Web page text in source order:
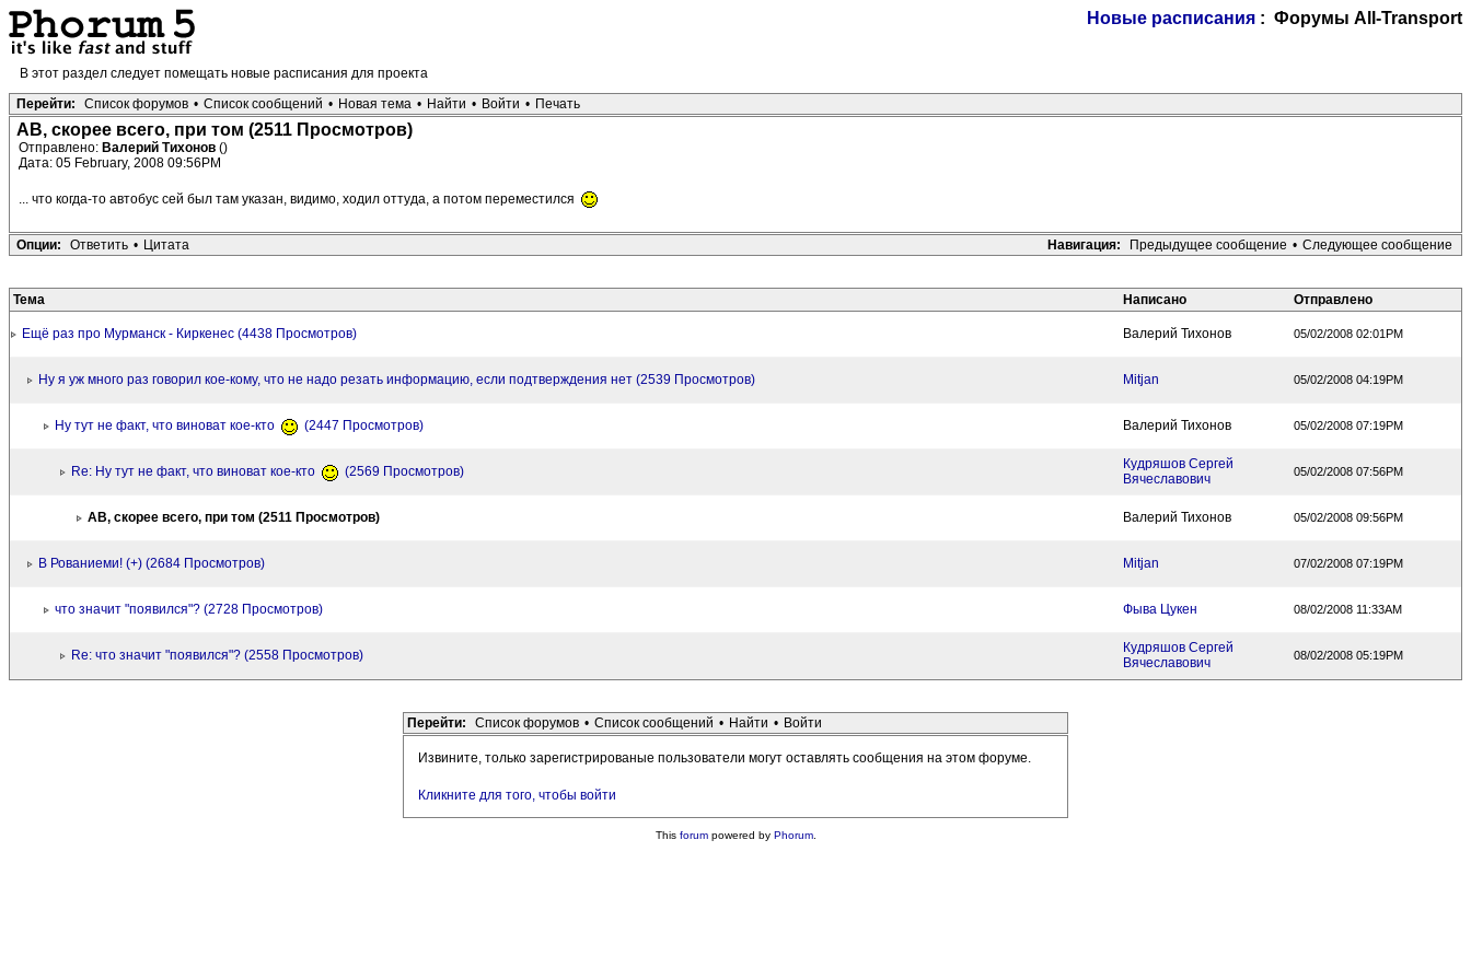
Новые расписания : Форумы All-Transport
В этот раздел следует помещать новые расписания для проекта
Перейти:
Список форумов • Список сообщений • Новая тема • Найти • Войти • Печать
АВ, скорее всего, при том (2511 Просмотров)
Отправлено: Валерий Тихонов ()
Дата: 05 February, 2008 09:56PM
... что когда-то автобус сей был там указан, видимо, ходил оттуда, а потом переместился
Навигация: Предыдущее сообщение • Следующее сообщение
Опции: Ответить • Цитата
Тема Написано Отправлено
Ещё раз про Мурманск - Киркенес (4438 Просмотров) Валерий Тихонов 05/02/2008 02:01PM
Ну я уж много раз говорил кое-кому, что не надо резать информацию, если подтверждения нет (2539 Просмотров) Mitjan 05/02/2008 04:19PM
Ну тут не факт, что виноват кое-кто (2447 Просмотров) Валерий Тихонов 05/02/2008 07:19PM
Re: Ну тут не факт, что виноват кое-кто (2569 Просмотров)
Кудряшов Сергей
Вячеславович
05/02/2008 07:56PM
АВ, скорее всего, при том (2511 Просмотров) Валерий Тихонов 05/02/2008 09:56PM
В Рованиеми! (+) (2684 Просмотров) Mitjan 07/02/2008 07:19PM
что значит "появился"? (2728 Просмотров) Фыва Цукен 08/02/2008 11:33AM
Re: что значит "появился"? (2558 Просмотров)
Кудряшов Сергей
Вячеславович
08/02/2008 05:19PM
Перейти: Список форумов • Список сообщений • Найти • Войти
Извините, только зарегистрированые пользователи могут оставлять сообщения на этом форуме.
Кликните для того, чтобы войти
This forumpowered by Phorum.